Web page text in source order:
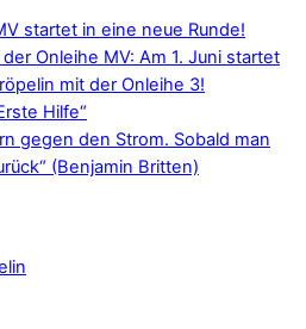
startet in eine neue Runde!
Onleihe MV: Am 1. Juni startet
mit der Onleihe 3!
Hilfe“
gegen den Strom. Sobald man
(Benjamin Britten)